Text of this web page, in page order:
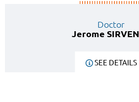
Doctor
Jerome
SEE DETAILS